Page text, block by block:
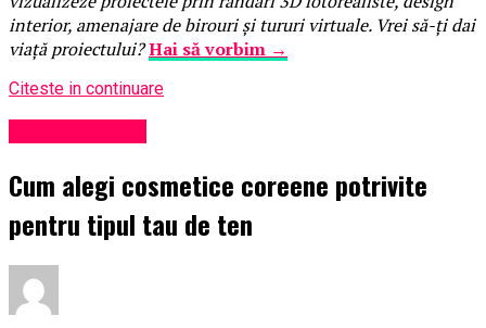
interior, amenajare de birouri și tururi virtuale. Vrei să-ți dai
viață proiectului?Hai să vorbim →
Citeste in continuare
Cum alegi cosmetice coreene potrivite
pentru tipul tau de ten